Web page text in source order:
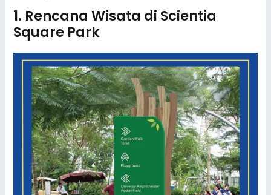
1. Rencana Wisata di Scientia
Square Park